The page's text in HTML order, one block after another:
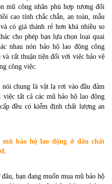
mũ công nhân phù hợp tương đối
cao tính chắc chắn, an toàn, mẫu
có giá thánh rẻ hơn khá nhiều so
cho phép bạn lựa chọn loại quai
nhau nón bảo hộ lao động công
và rất thuận tiện đối với việc bảo vệ
công việc.
chung là vật lạ rơi vào đầu đảm
tất cả các mũ bảo hộ lao động
đều có kiểm định chất lượng an
bảo hộ lao động ở đâu chất
bạn đang muốn mua mũ bảo hộ